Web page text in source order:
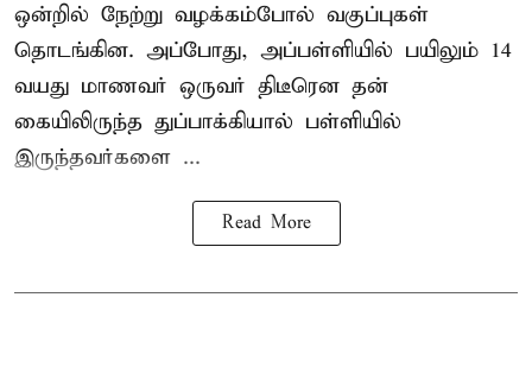
ஒன்றில் நேற்று வழக்கம்போல் வகுப்புகள்
தொடங்கின. அப்போது, அப்பள்ளியில் பயிலும் 14
வயது மாணவர் ஒருவர் திடீரென தன்
கையிலிருந்த துப்பாக்கியால் பள்ளியில்
இருந்தவர்களை ...
Read More